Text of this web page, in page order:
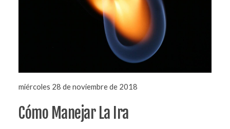
miércoles 28 de noviembre de 2018
Cómo Manejar La Ira